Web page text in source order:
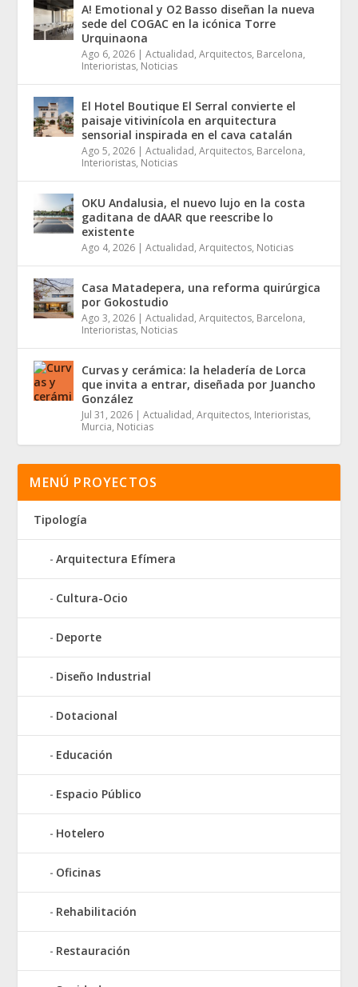
A! Emotional y O2 Basso diseñan la nueva
sede del COGAC en la icónica Torre
Urquinaona
Ago 6, 2026 |Actualidad,Arquitectos, Barcelona,
Interioristas, Noticias
El Hotel Boutique El Serral convierte el
paisaje vitivinícola en arquitectura
sensorial inspirada en el cava catalán
Ago 5, 2026 |Actualidad,Arquitectos, Barcelona,
Interioristas, Noticias
OKU Andalusia, el nuevo lujo en la costa
gaditana de dAAR que reescribe lo
existente
Ago 4, 2026 |Actualidad,Arquitectos, Noticias
Casa Matadepera, una reforma quirúrgica
por Gokostudio
Ago 3, 2026 |Actualidad,Arquitectos, Barcelona,
Interioristas, Noticias
Curvas y cerámica: la heladería de Lorca
que invita a entrar, diseñada por Juancho
González
Jul 31, 2026 |Actualidad,Arquitectos, Interioristas,
Murcia, Noticias
MENÚ PROYECTOS
Tipología
Arquitectura Efímera
Cultura-Ocio
Deporte
Diseño Industrial
Dotacional
Educación
Espacio Público
Hotelero
Oficinas
Rehabilitación
Restauración